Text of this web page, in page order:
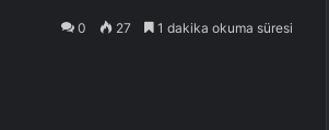
0 27 1 dakika okuma süresi